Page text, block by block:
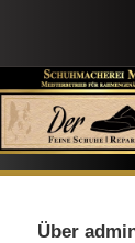
Über